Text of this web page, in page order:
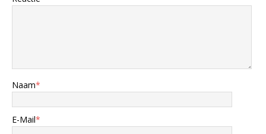
Naam*
E-Mail*